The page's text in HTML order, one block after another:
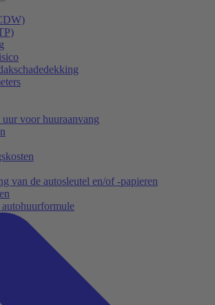
voor huuraanvang
van de autosleutel en/of -papieren